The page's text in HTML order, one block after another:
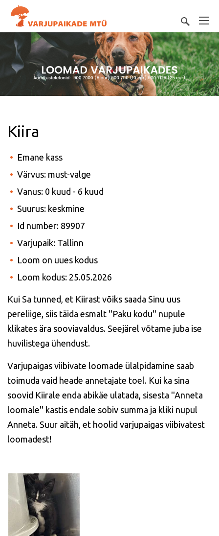
Kiira
Emane kass
Värvus: must-valge
Vanus: 0 kuud - 6 kuud
Suurus: keskmine
Id number: 89907
Varjupaik: Tallinn
Loom on uues kodus
Loom kodus: 25.05.2026
Kui Sa tunned, et Kiirast võiks saada Sinu uus
pereliige, siis täida esmalt ''Paku kodu'' nupule
klikates ära sooviavaldus. Seejärel võtame juba ise
huvilistega ühendust.
Varjupaigas viibivate loomade ülalpidamine saab
toimuda vaid heade annetajate toel. Kui ka sina
soovid Kiirale enda abikäe ulatada, sisesta ''Anneta
loomale'' kastis endale sobiv summa ja kliki nupul
Anneta. Suur aitäh, et hoolid varjupaigas viibivatest
loomadest!